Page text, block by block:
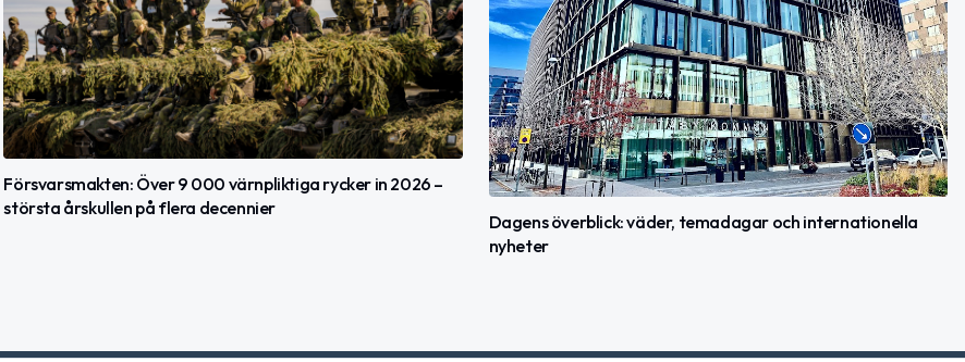
Försvarsmakten: Över 9 000 värnpliktiga rycker in 2026 –
största årskullen på flera decennier
Dagens överblick: väder, temadagar och internationella
nyheter